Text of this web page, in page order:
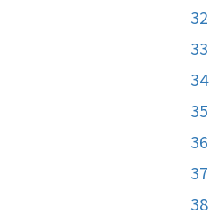
32
33
34
35
36
37
38